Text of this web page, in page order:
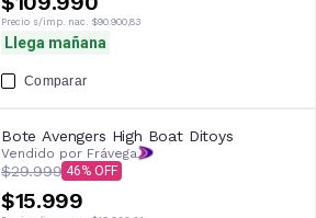
Precio s/imp. nac. $90.900,83
Llega mañana
Comparar
Bote Avengers High Boat Ditoys
Vendido por Frávega
$29.999 46
$15.999